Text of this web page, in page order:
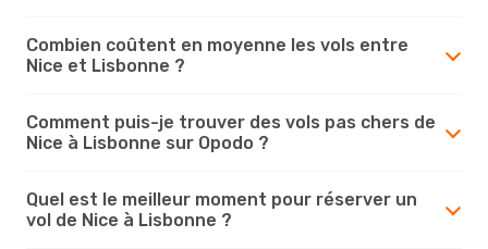
Combien coûtent en moyenne les vols entre
Nice et Lisbonne ?
Comment puis-je trouver des vols pas chers de
Nice à Lisbonne sur Opodo ?
Quel est le meilleur moment pour réserver un
vol de Nice à Lisbonne ?